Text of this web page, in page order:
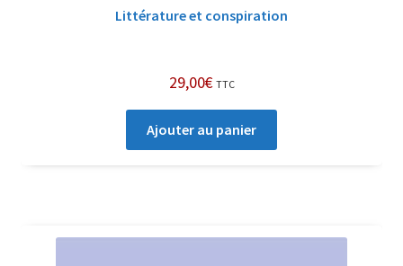
Littérature et conspiration
29,00€ TTC
Ajouter au panier